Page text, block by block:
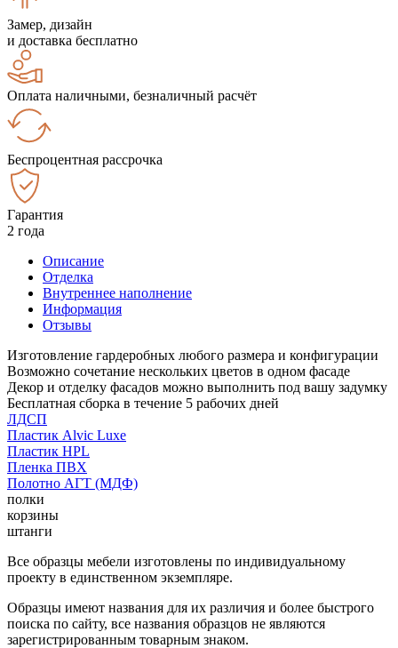
Замер, дизайн
и доставка бесплатно
Оплата наличными, безналичный расчёт
Беспроцентная рассрочка
Гарантия
2 года
Описание
Отделка
Внутреннее наполнение
Информация
Отзывы
Изготовление гардеробных любого размера и конфигурации
Возможно сочетание нескольких цветов в одном фасаде
Декор и отделку фасадов можно выполнить под вашу задумку
Бесплатная сборка в течение 5 рабочих дней
ЛДСП
Пластик Alvic Luxe
Пластик HPL
Пленка ПВХ
Полотно АГТ (МДФ)
полки
корзины
штанги
Все образцы мебели изготовлены по индивидуальному
проекту в единственном экземпляре.
Образцы имеют названия для их различия и более быстрого
поиска по сайту, все названия образцов не являются
зарегистрированным товарным знаком.